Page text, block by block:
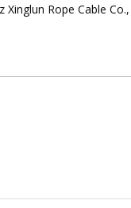
Rope Cable